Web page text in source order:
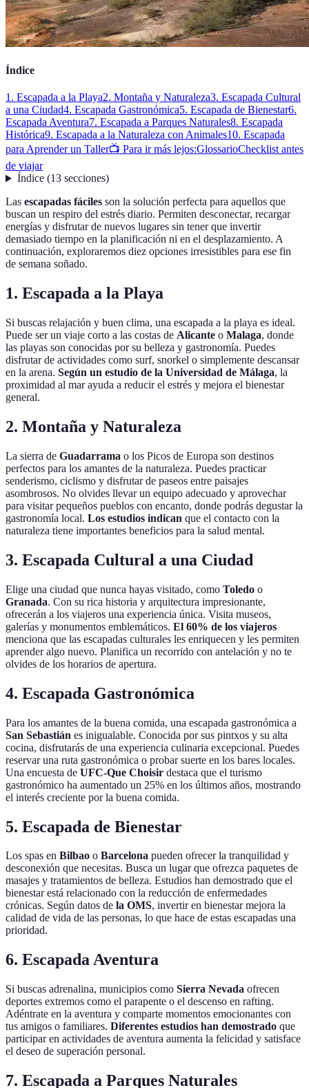
Índice
1. Escapada a la Playa2. Montaña y Naturaleza3. Escapada Cultural
a una Ciudad4. Escapada Gastronómica5. Escapada de Bienestar6.
Escapada Aventura7. Escapada a Parques Naturales8. Escapada
Histórica9. Escapada a la Naturaleza con Animales10. Escapada
para Aprender un Taller📺 Para ir más lejos:GlossarioChecklist antes
de viajar
Índice(13 secciones)
Las escapadas fáciles son la solución perfecta para aquellos que
buscan un respiro del estrés diario. Permiten desconectar, recargar
energías y disfrutar de nuevos lugares sin tener que invertir
demasiado tiempo en la planificación ni en el desplazamiento. A
continuación, exploraremos diez opciones irresistibles para ese fin
de semana soñado.
1. Escapada a la Playa
Si buscas relajación y buen clima, una escapada a la playa es ideal.
Puede ser un viaje corto a las costas de Alicante o Malaga, donde
las playas son conocidas por su belleza y gastronomía. Puedes
disfrutar de actividades como surf, snorkel o simplemente descansar
en la arena. Según un estudio de la Universidad de Málaga, la
proximidad al mar ayuda a reducir el estrés y mejora el bienestar
general.
2. Montaña y Naturaleza
La sierra de Guadarrama o los Picos de Europa son destinos
perfectos para los amantes de la naturaleza. Puedes practicar
senderismo, ciclismo y disfrutar de paseos entre paisajes
asombrosos. No olvides llevar un equipo adecuado y aprovechar
para visitar pequeños pueblos con encanto, donde podrás degustar la
gastronomía local. Los estudios indican que el contacto con la
naturaleza tiene importantes beneficios para la salud mental.
3. Escapada Cultural a una Ciudad
Elige una ciudad que nunca hayas visitado, como Toledo o
Granada. Con su rica historia y arquitectura impresionante,
ofrecerán a los viajeros una experiencia única. Visita museos,
galerías y monumentos emblemáticos. El 60% de los viajeros
menciona que las escapadas culturales les enriquecen y les permiten
aprender algo nuevo. Planifica un recorrido con antelación y no te
olvides de los horarios de apertura.
4. Escapada Gastronómica
Para los amantes de la buena comida, una escapada gastronómica a
San Sebastián es inigualable. Conocida por sus pintxos y su alta
cocina, disfrutarás de una experiencia culinaria excepcional. Puedes
reservar una ruta gastronómica o probar suerte en los bares locales.
Una encuesta de UFC-Que Choisir destaca que el turismo
gastronómico ha aumentado un 25% en los últimos años, mostrando
el interés creciente por la buena comida.
5. Escapada de Bienestar
Los spas en Bilbao o Barcelona pueden ofrecer la tranquilidad y
desconexión que necesitas. Busca un lugar que ofrezca paquetes de
masajes y tratamientos de belleza. Estudios han demostrado que el
bienestar está relacionado con la reducción de enfermedades
crónicas. Según datos de la OMS, invertir en bienestar mejora la
calidad de vida de las personas, lo que hace de estas escapadas una
prioridad.
6. Escapada Aventura
Si buscas adrenalina, municipios como Sierra Nevada ofrecen
deportes extremos como el parapente o el descenso en rafting.
Adéntrate en la aventura y comparte momentos emocionantes con
tus amigos o familiares. Diferentes estudios han demostrado que
participar en actividades de aventura aumenta la felicidad y satisface
el deseo de superación personal.
7. Escapada a Parques Naturales